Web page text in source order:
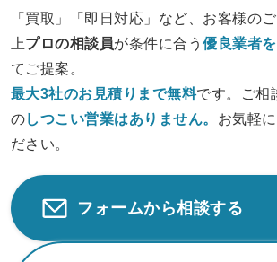
「買取」「即日対応」など、お客様の
上プロの相談員が条件に合う優良業者
てご提案。
最大3社のお見積りまで無料です。ご相
のしつこい営業はありません。 お気軽
ださい。
フォームから相談する